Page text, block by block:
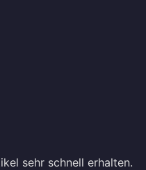
sehr schnell erhalten.